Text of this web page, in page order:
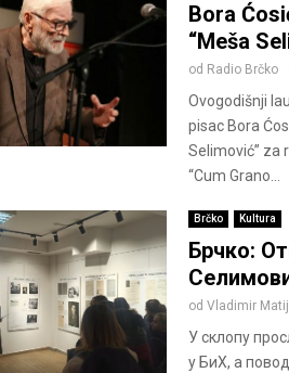
Bora
“Meša
od Radio Brčko
Ovogodišnji
pisac Bora
Selimović” za
“Cum Grano...
Brčko Kultura
Брчко:
od Vladimir
У склопу
у БиХ, а